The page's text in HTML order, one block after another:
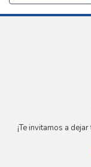
¡Te invitamos a